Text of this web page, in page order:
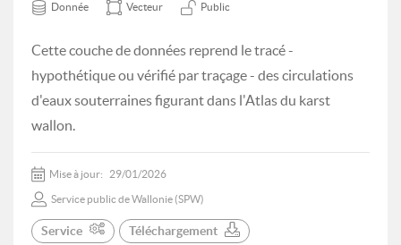
Donnée Vecteur Public
Cette couche de données reprend le tracé -
hypothétique ou vérifié par traçage - des circulations
d'eaux souterraines figurant dans l'Atlas du karst
wallon.
Mise à jour: 29/01/2026
Service public de Wallonie (SPW)
Service Téléchargement